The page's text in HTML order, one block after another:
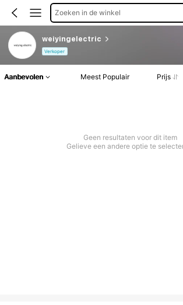
Zoeken in de winkel
weiyingelectric
Verkoper
Aanbevolen Meest Populair Prijs
Geen resultaten voor dit item
Gelieve een andere optie te